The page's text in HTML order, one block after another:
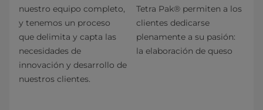
nuestro equipo completo,
y tenemos un proceso
que delimita y capta las
necesidades de
innovación y desarrollo de
nuestros clientes.
Tetra Pak® permiten a los
clientes dedicarse
plenamente a su pasión:
la elaboración de queso